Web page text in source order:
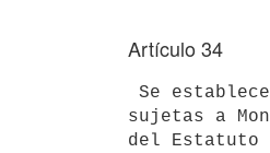
Artículo 34
sujetas a
del Estatuto